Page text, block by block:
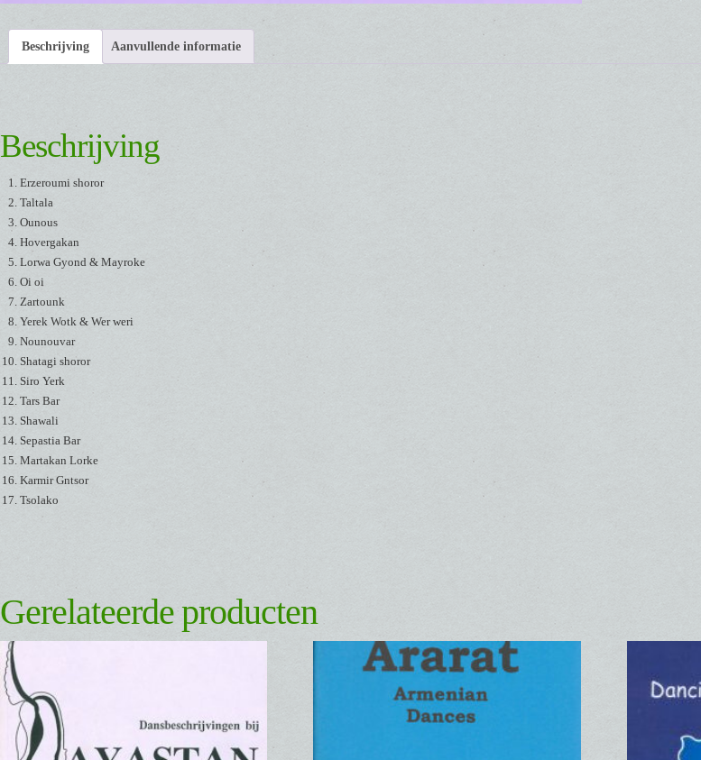
Beschrijving Aanvullende informatie
Beschrijving
Erzeroumi shoror
Taltala
Ounous
Hovergakan
Lorwa Gyond & Mayroke
Oi oi
Zartounk
Yerek Wotk & Wer weri
Nounouvar
Shatagi shoror
Siro Yerk
Tars Bar
Shawali
Sepastia Bar
Martakan Lorke
Karmir Gntsor
Tsolako
Gerelateerde producten